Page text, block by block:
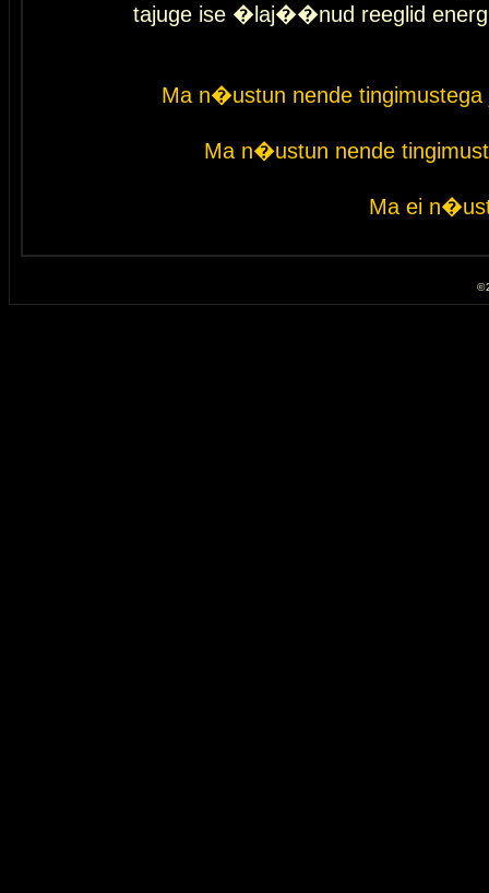
tajuge ise �laj��nud reeglid
Ma n�ustun nende
Ma n�ustun nende
Ma ei
©